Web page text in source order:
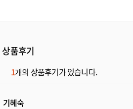
상품후기
1개의 상품후기가 있습니다.
기혜숙